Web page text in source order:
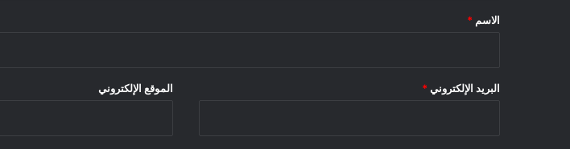
*
الاسم *
البريد الإلكتروني * الموقع الإلكتروني